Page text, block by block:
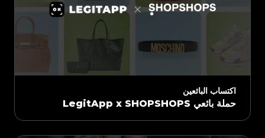
اكتساب البائعين
حملة بائعي LegitApp x SHOPSHOPS